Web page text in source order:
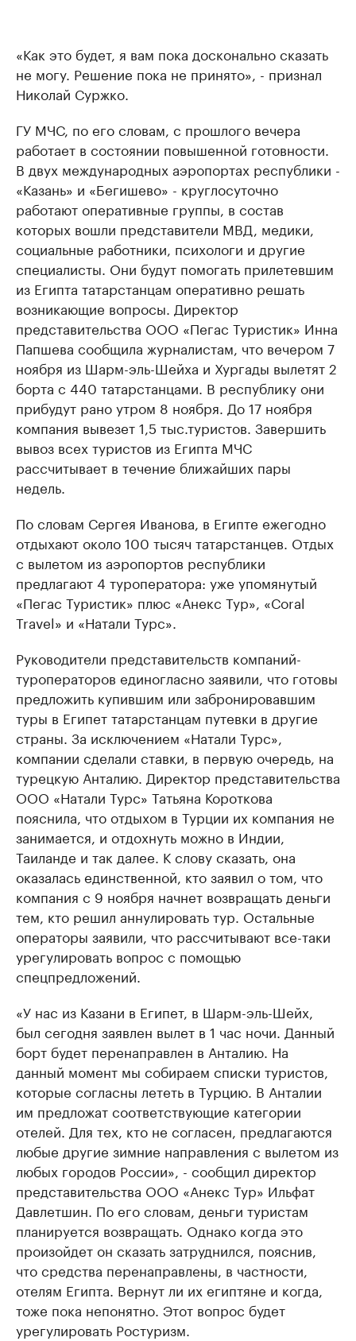
«Как это будет, я вам пока досконально сказать
не могу. Решение пока не принято», - признал
Николай Суржко.
ГУ МЧС, по его словам, с прошлого вечера
работает в состоянии повышенной готовности.
В двух международных аэропортах республики -
«Казань» и «Бегишево» - круглосуточно
работают оперативные группы, в состав
которых вошли представители МВД, медики,
социальные работники, психологи и другие
специалисты. Они будут помогать прилетевшим
из Египта татарстанцам оперативно решать
возникающие вопросы. Директор
представительства ООО «Пегас Туристик» Инна
Папшева сообщила журналистам, что вечером 7
ноября из Шарм-эль-Шейха и Хургады вылетят 2
борта с 440 татарстанцами. В республику они
прибудут рано утром 8 ноября. До 17 ноября
компания вывезет 1,5 тыс.туристов. Завершить
вывоз всех туристов из Египта МЧС
рассчитывает в течение ближайших пары
недель.
По словам Сергея Иванова, в Египте ежегодно
отдыхают около 100 тысяч татарстанцев. Отдых
с вылетом из аэропортов республики
предлагают 4 туроператора: уже упомянутый
«Пегас Туристик» плюс «Анекс Тур», «Сoral
Travel» и «Натали Турс».
Руководители представительств компаний-
туроператоров единогласно заявили, что готовы
предложить купившим или забронировавшим
туры в Египет татарстанцам путевки в другие
страны. За исключением «Натали Турс»,
компании сделали ставки, в первую очередь, на
турецкую Анталию. Директор представительства
ООО «Натали Турс» Татьяна Короткова
пояснила, что отдыхом в Турции их компания не
занимается, и отдохнуть можно в Индии,
Таиланде и так далее. К слову сказать, она
оказалась единственной, кто заявил о том, что
компания с 9 ноября начнет возвращать деньги
тем, кто решил аннулировать тур. Остальные
операторы заявили, что рассчитывают все-таки
урегулировать вопрос с помощью
спецпредложений.
«У нас из Казани в Египет, в Шарм-эль-Шейх,
был сегодня заявлен вылет в 1 час ночи. Данный
борт будет перенаправлен в Анталию. На
данный момент мы собираем списки туристов,
которые согласны лететь в Турцию. В Анталии
им предложат соответствующие категории
отелей. Для тех, кто не согласен, предлагаются
любые другие зимние направления с вылетом из
любых городов России», - сообщил директор
представительства ООО «Анекс Тур» Ильфат
Давлетшин. По его словам, деньги туристам
планируется возвращать. Однако когда это
произойдет он сказать затруднился, пояснив,
что средства перенаправлены, в частности,
отелям Египта. Вернут ли их египтяне и когда,
тоже пока непонятно. Этот вопрос будет
урегулировать Ростуризм.